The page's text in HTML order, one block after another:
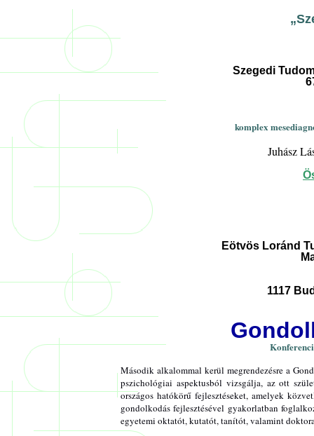
Szegedi
komplex
Juhász
Eötvös Loránd
1117
Második alkalommal kerül megrendezésre a
pszichológiai aspektusból vizsgálja, az ott
országos hatókörű fejlesztéseket, amelyek
gondolkodás fejlesztésével gyakorlatban
egyetemi oktatót, kutatót, tanítót, valamint